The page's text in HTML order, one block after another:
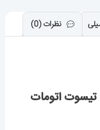
نظرات (0)
اتومات